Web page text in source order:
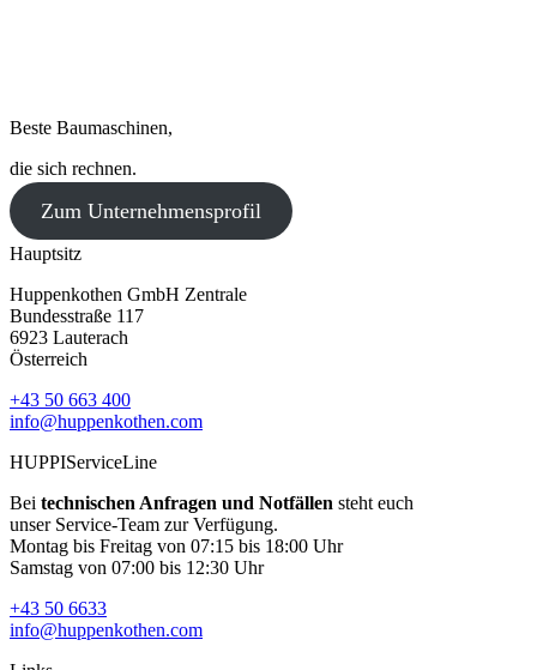
Beste Baumaschinen,
die sich rechnen.
Zum Unternehmensprofil
Hauptsitz
Huppenkothen GmbH Zentrale
Bundesstraße 117
6923 Lauterach
Österreich
+43 50 663 400
info@huppenkothen.com
HUPPIServiceLine
Bei technischen Anfragen und Notfällen steht euch
unser Service-Team zur Verfügung.
Montag bis Freitag von 07:15 bis 18:00 Uhr
Samstag von 07:00 bis 12:30 Uhr
+43 50 6633
info@huppenkothen.com